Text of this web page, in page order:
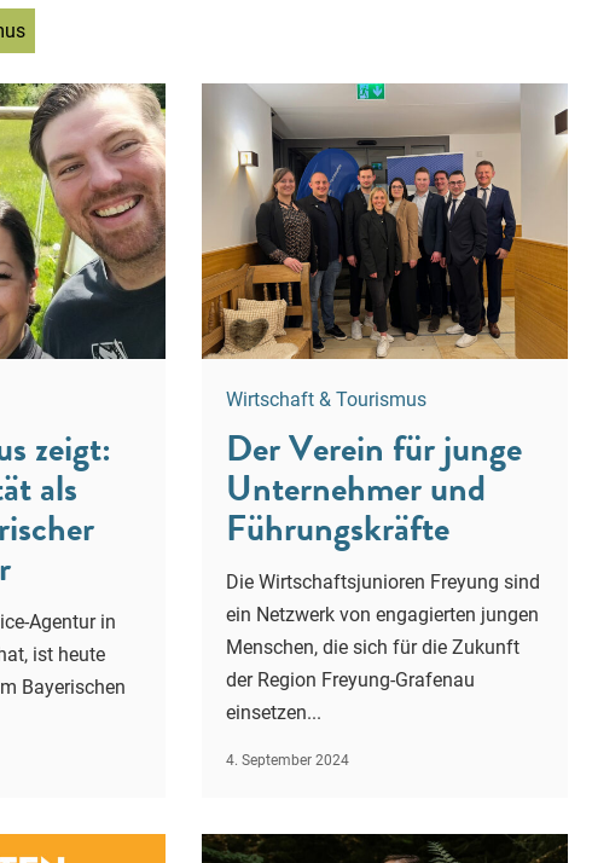
zeigt:
als
Agentur in
ist heute
Bayerischen
Wirtschaft & Tourismus
Der Verein für junge
Unternehmer und
Führungskräfte
Die Wirtschaftsjunioren Freyung sind
ein Netzwerk von engagierten jungen
Menschen, die sich für die Zukunft
der Region Freyung-Grafenau
einsetzen...
4. September 2024